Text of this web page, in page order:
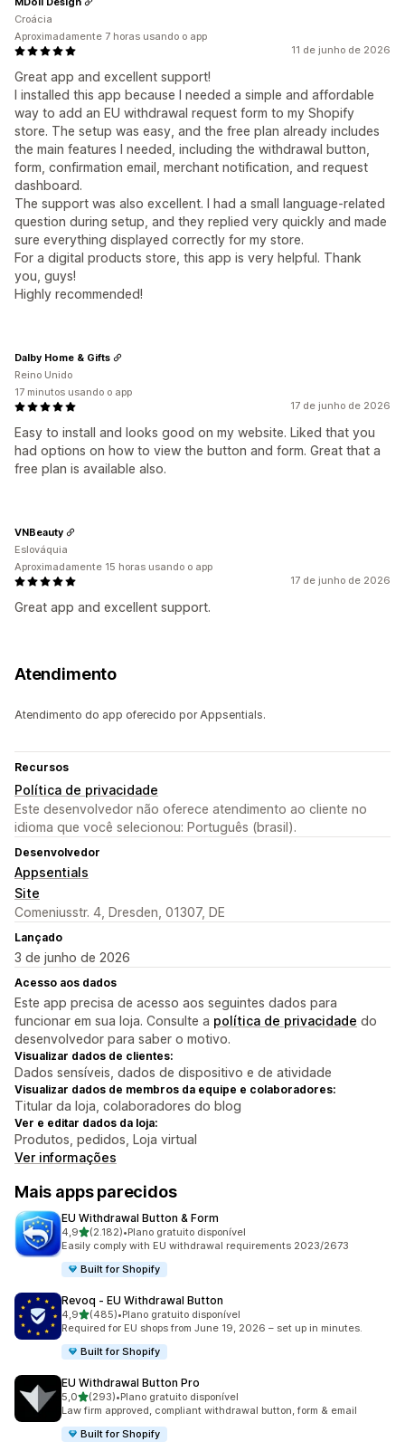
11 de junho de 2026
Great app and excellent support!
I installed this app because I needed a simple and affordable
way to add an EU withdrawal request form to my Shopify
store. The setup was easy, and the free plan already includes
the main features I needed, including the withdrawal button,
form, confirmation email, merchant notification, and request
dashboard.
The support was also excellent. I had a small language-related
question during setup, and they replied very quickly and made
sure everything displayed correctly for my store.
For a digital products store, this app is very helpful. Thank
you, guys!
Highly recommended!
Croácia
Aproximadamente 7 horas usando o app
17 de junho de 2026
Easy to install and looks good on my website. Liked that you
had options on how to view the button and form. Great that a
free plan is available also.
Dalby Home & Gifts
Reino Unido
17 minutos usando o app
17 de junho de 2026
Great app and excellent support.
VNBeauty
Eslováquia
Aproximadamente 15 horas usando o app
Atendimento
Atendimento do app oferecido por Appsentials.
Recursos
Política de privacidade
Este desenvolvedor não oferece atendimento ao cliente no
idioma que você selecionou: Português (brasil).
Desenvolvedor
Appsentials
Site
Comeniusstr. 4, Dresden, 01307, DE
Lançado
3 de junho de 2026
Acesso aos dados
Este app precisa de acesso aos seguintes dados para
funcionar em sua loja. Consulte a política de privacidade do
desenvolvedor para saber o motivo.
Visualizar dados de clientes:
Dados sensíveis, dados de dispositivo e de atividade
Visualizar dados de membros da equipe e colaboradores:
Titular da loja, colaboradores do blog
Ver e editar dados da loja:
Produtos, pedidos, Loja virtual
Ver informações
Mais apps parecidos
EU Withdrawal Button & Form
4,9de 5 estrelas
(2.182)
2182 avaliações ao todo
•Plano gratuito disponível
Easily comply with EU withdrawal requirements 2023/2673
Built for Shopify
Revoq ‑ EU Withdrawal Button
4,9de 5 estrelas
(485)
485 avaliações ao todo
•Plano gratuito disponível
Required for EU shops from June 19, 2026 – set up in minutes.
Built for Shopify
EU Withdrawal Button Pro
5,0de 5 estrelas
(293)
293 avaliações ao todo
•Plano gratuito disponível
Law firm approved, compliant withdrawal button, form & email
Built for Shopify